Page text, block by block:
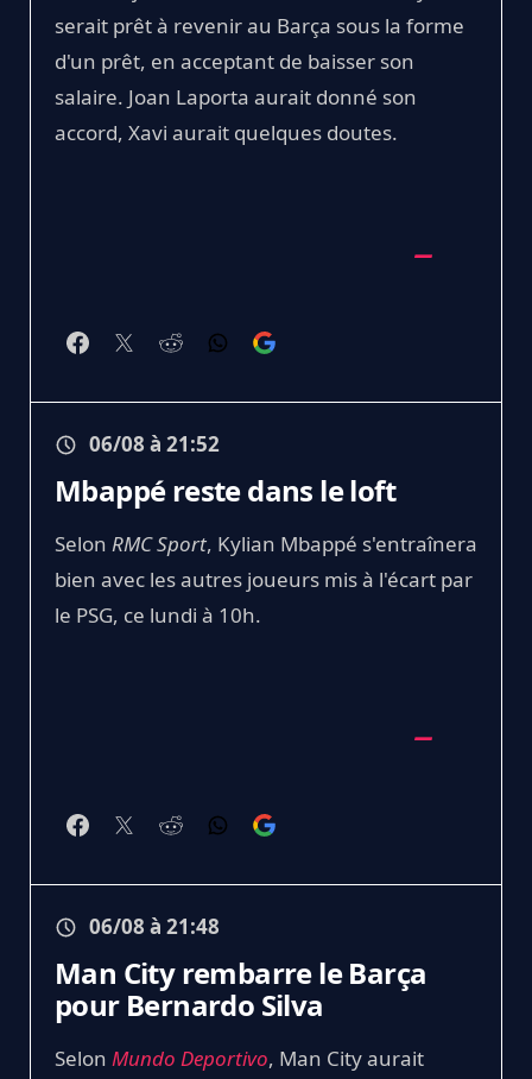
serait prêt à revenir au Barça sous la forme
d'un prêt, en acceptant de baisser son
salaire. Joan Laporta aurait donné son
accord, Xavi aurait quelques doutes.
06/08 à 21:52
Mbappé reste dans le loft
Selon RMC Sport, Kylian Mbappé s'entraînera
bien avec les autres joueurs mis à l'écart par
le PSG, ce lundi à 10h.
06/08 à 21:48
Man City rembarre le Barça
pour Bernardo Silva
Selon Mundo Deportivo, Man City aurait